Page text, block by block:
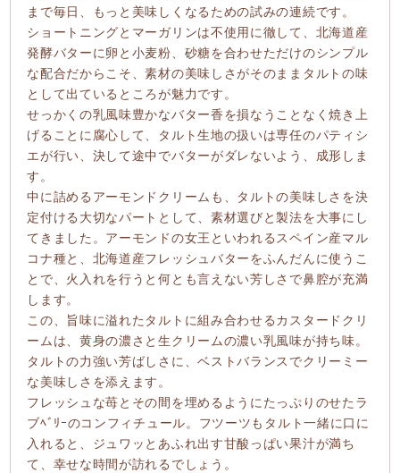
まで毎日、もっと美味しくなるための試みの連続です。
ショートニングとマーガリンは不使用に徹して、北海道産
発酵バターに卵と小麦粉、砂糖を合わせただけのシンプル
な配合だからこそ、素材の美味しさがそのままタルトの味
として出ているところが魅力です。
せっかくの乳風味豊かなバター香を損なうことなく焼き上
げることに腐心して、タルト生地の扱いは専任のパティシ
エが行い、決して途中でバターがダレないよう、成形しま
す。
中に詰めるアーモンドクリームも、タルトの美味しさを決
定付ける大切なパートとして、素材選びと製法を大事にし
てきました。アーモンドの女王といわれるスペイン産マル
コナ種と、北海道産フレッシュバターをふんだんに使うこ
とで、火入れを行うと何とも言えない芳しさで鼻腔が充満
します。
この、旨味に溢れたタルトに組み合わせるカスタードクリ
ームは、黄身の濃さと生クリームの濃い乳風味が持ち味。
タルトの力強い芳ばしさに、ベストバランスでクリーミー
な美味しさを添えます。
フレッシュな苺とその間を埋めるようにたっぷりのせたラ
ブﾍﾞﾘｰのコンフィチュール。フツーツもタルト一緒に口に
入れると、ジュワッとあふれ出す甘酸っぱい果汁が満ち
て、幸せな時間が訪れるでしょう。